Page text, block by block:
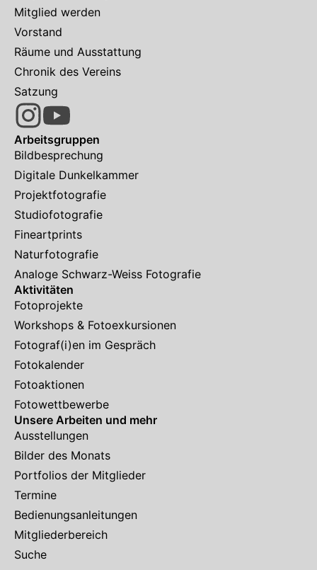
Mitglied werden
Vorstand
Räume und Ausstattung
Chronik des Vereins
Satzung
Arbeitsgruppen
Bildbesprechung
Digitale Dunkelkammer
Projektfotografie
Studiofotografie
Fineartprints
Naturfotografie
Analoge Schwarz-Weiss Fotografie
Aktivitäten
Fotoprojekte
Workshops & Fotoexkursionen
Fotograf(i)en im Gespräch
Fotokalender
Fotoaktionen
Fotowettbewerbe
Unsere Arbeiten und mehr
Ausstellungen
Bilder des Monats
Portfolios der Mitglieder
Termine
Bedienungsanleitungen
Mitgliederbereich
Suche